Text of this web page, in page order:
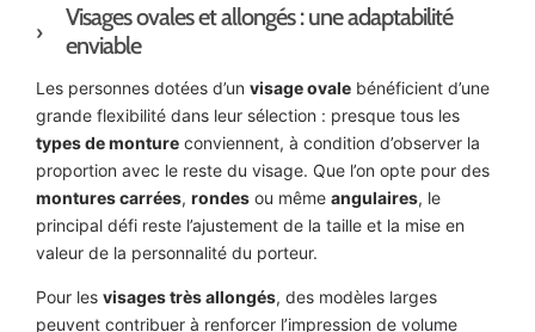
Visages ovales et allongés : une adaptabilité
enviable
Les personnes dotées d’un visage ovale bénéficient d’une
grande flexibilité dans leur sélection : presque tous les
types de monture conviennent, à condition d’observer la
proportion avec le reste du visage. Que l’on opte pour des
montures carrées, rondes ou même angulaires, le
principal défi reste l’ajustement de la taille et la mise en
valeur de la personnalité du porteur.
Pour les visages très allongés, des modèles larges
peuvent contribuer à renforcer l’impression de volume